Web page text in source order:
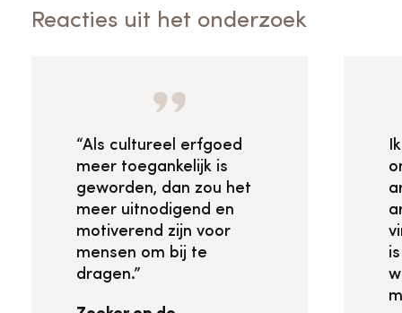
Reacties uit het onderzoek
“Als cultureel erfgoed
meer toegankelijk is
geworden, dan zou het
meer uitnodigend en
motiverend zijn voor
mensen om bij te
dragen.”